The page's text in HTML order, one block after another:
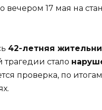
вечером 17 мая на
42-летняя
стало
проверка, по